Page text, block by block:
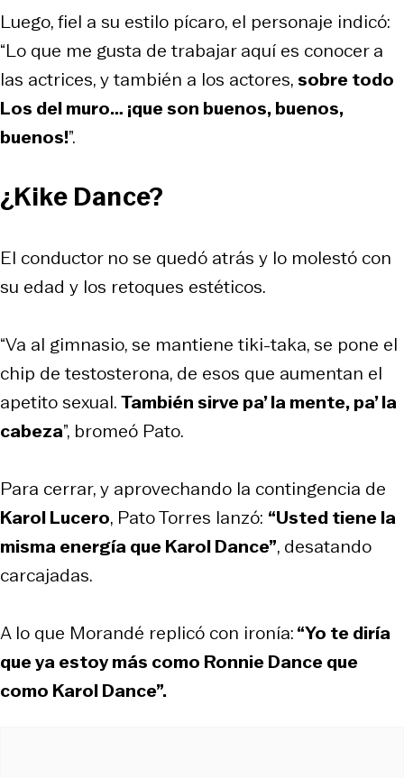
Luego, fiel a su estilo pícaro, el personaje indicó:
“Lo que me gusta de trabajar aquí es conocer a
las actrices, y también a los actores,sobre todo
Los del muro… ¡que son buenos, buenos,
buenos!”.
¿Kike Dance?
El conductor no se quedó atrás y lo molestó con
su edad y los retoques estéticos.
“Va al gimnasio, se mantiene tiki-taka, se pone el
chip de testosterona, de esos que aumentan el
apetito sexual.También sirve pa’ la mente, pa’ la
cabeza”, bromeó Pato.
Para cerrar, y aprovechando la contingencia de
Karol Lucero, Pato Torres lanzó: “Usted tiene la
misma energía que Karol Dance”, desatando
carcajadas.
A lo que Morandé replicó con ironía:“Yo te diría
que ya estoy más como Ronnie Dance que
como Karol Dance”.